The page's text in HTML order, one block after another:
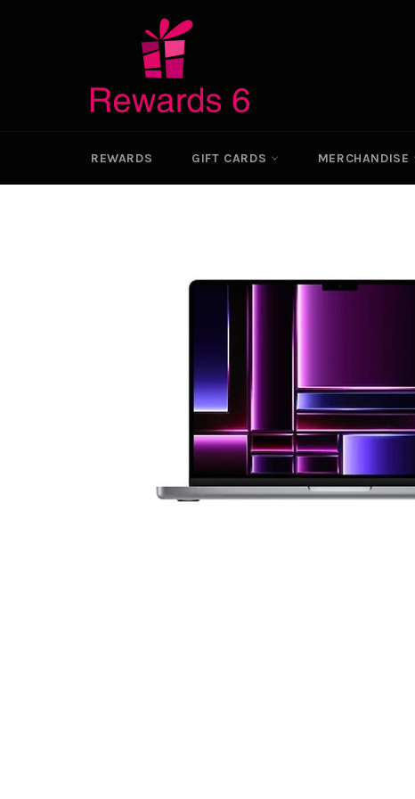
REWARDS GIFT CARDS MERCHANDISE